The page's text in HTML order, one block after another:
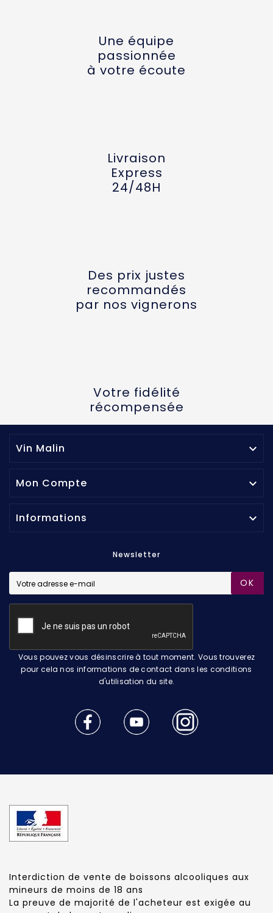
Une équipe
passionnée
à votre écoute
Livraison
Express
24/48H
Des prix justes
recommandés
par nos vignerons
Votre fidélité
récompensée
Vin Malin 
Mon Compte 
Informations 
Newsletter
OK
Vous pouvez vous désinscrire à tout moment. Vous trouverez
pour cela nos informations de contact dans les conditions
d'utilisation du site.
Interdiction de vente de boissons alcooliques aux
mineurs de moins de 18 ans
La preuve de majorité de l'acheteur est exigée au